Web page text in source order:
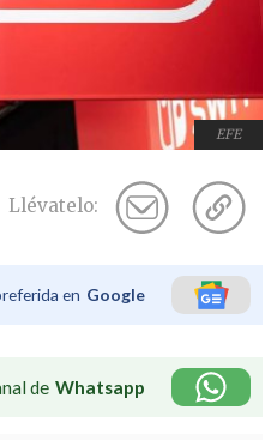
EFE
Llévatelo:
en Google
de Whatsapp